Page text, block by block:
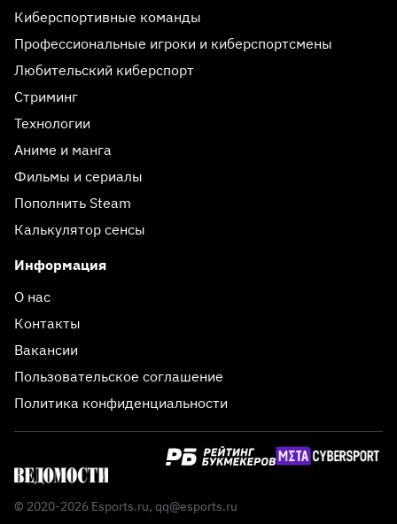
Киберспортивные команды
Профессиональные игроки и киберспортсмены
Любительский киберспорт
Стриминг
Технологии
Аниме и манга
Фильмы и сериалы
Пополнить Steam
Калькулятор сенсы
Информация
О нас
Контакты
Вакансии
Пользовательское соглашение
Политика конфиденциальности
© 2020-2026 Esports.ru, qq@esports.ru